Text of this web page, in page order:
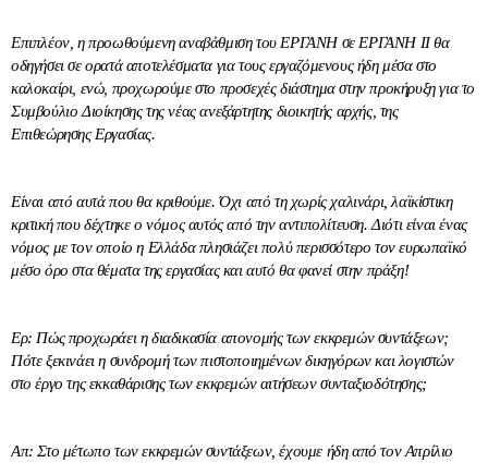
Επιπλέον, η προωθούμενη αναβάθμιση του ΕΡΓΑΝΗ σε ΕΡΓΑΝΗ ΙΙ θα
οδηγήσει σε ορατά αποτελέσματα για τους εργαζόμενους ήδη μέσα στο
καλοκαίρι, ενώ, προχωρούμε στο προσεχές διάστημα στην προκήρυξη για το
Συμβούλιο Διοίκησης της νέας ανεξάρτητης διοικητής αρχής, της
Επιθεώρησης Εργασίας.
Είναι από αυτά που θα κριθούμε. Όχι από τη χωρίς χαλινάρι, λαϊκίστικη
κριτική που δέχτηκε ο νόμος αυτός από την αντιπολίτευση. Διότι είναι ένας
νόμος με τον οποίο η Ελλάδα πλησιάζει πολύ περισσότερο τον ευρωπαϊκό
μέσο όρο στα θέματα της εργασίας και αυτό θα φανεί στην πράξη!
Ερ: Πώς προχωράει η διαδικασία απονομής των εκκρεμών συντάξεων;
Πότε ξεκινάει η συνδρομή των πιστοποιημένων δικηγόρων και λογιστών
στο έργο της εκκαθάρισης των εκκρεμών αιτήσεων συνταξιοδότησης;
Απ: Στο μέτωπο των εκκρεμών συντάξεων, έχουμε ήδη από τον Απρίλιο